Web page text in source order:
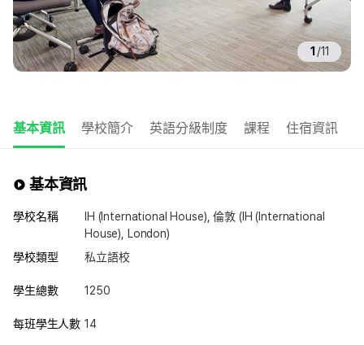
1 /11
基本資訊 學校簡介 英語分級制度 課程 住宿資訊
基本資訊
學校名稱
IH (International House), 倫敦 (IH (International
House), London)
學校類型
私立語校
學生總數 1250
每班學生人數 14